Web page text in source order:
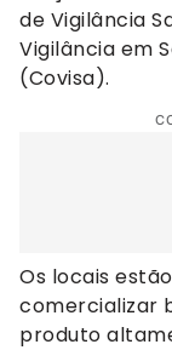
de Vigilância
Vigilância em
(Covisa).
Os locais
comercializar
produto